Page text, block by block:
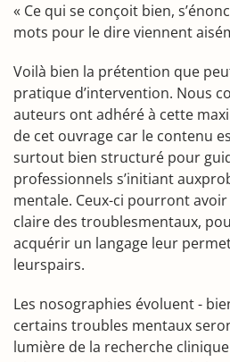
« Ce qui se conçoit bien,
mots pour le dire viennent
Voilà bien la prétention que
pratique d’intervention. Nous
auteurs ont adhéré à cette
de cet ouvrage car le contenu
surtout bien structuré pour
professionnels s’initiant
mentale. Ceux-ci pourront
claire des troublesmentaux,
acquérir un langage leur
leurspairs.
Les nosographies évoluent -
certains troubles mentaux
lumière de la recherche